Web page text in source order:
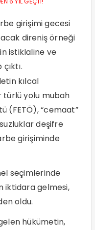
girişimi gecesi
direniş örneği
istiklaline ve
kılcal
türlü yolu mubah
(FETÖ), “cemaat”
deşifre
girişiminde
seçimlerinde
iktidara gelmesi,
oldu.
hükümetin,